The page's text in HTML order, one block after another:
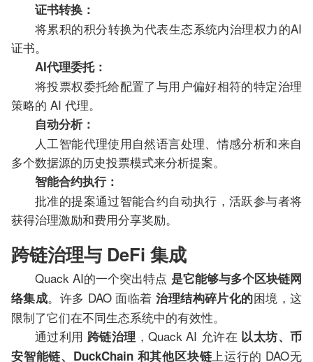
证书转换：
将累积的积分转换为代表生态系统内治理权力的AI
证书。
AI代理委托：
将投票权委托给配置了与用户偏好相符的特定治理
策略的 AI 代理。
自动分析：
人工智能代理使用自然语言处理、情感分析和来自
多个数据源的历史投票模式来分析提案。
智能合约执行：
批准的提案通过智能合约自动执行，活跃参与者将
获得治理激励和费用分享奖励。
跨链治理与 DeFi 集成
Quack AI的一个突出特点 是它能够与多个区块链网
络集成。许多 DAO 面临着治理结构碎片化的困境，这
限制了它们在不同生态系统中的有效性。
通过利用 跨链治理 ，Quack AI 允许在 以太坊、币
安智能链、DuckChain 和其他区块链上运行的 DAO无